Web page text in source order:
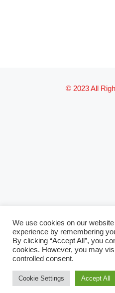
© 2023 All
We use cookies on our
experience by remembering
By clicking “Accept All”, you
cookies. However, you may
controlled consent.
Cookie Settings Accept All